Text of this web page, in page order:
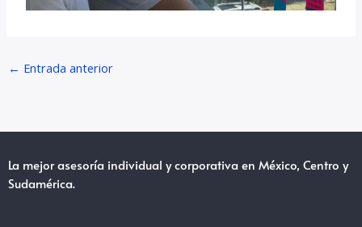
← Entrada anterior
La mejor asesoría individual y corporativa en México, Centro y
Sudamérica.